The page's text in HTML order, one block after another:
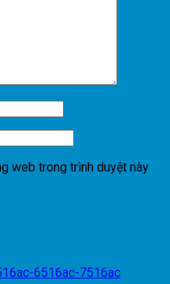
web trong trình duyệt này